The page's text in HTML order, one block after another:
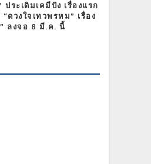
ประเดิมเคมีปัง เรื่องแรก
ดวงใจเทวพรหม” เรื่อง
ลงจอ 8 มี.ค. นี้